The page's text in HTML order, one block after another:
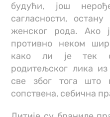
будући, још
сагласности,
женског рода. Ако
противно неком
како ли је тек
родитељског лика
све због тога што
сопствена, себична